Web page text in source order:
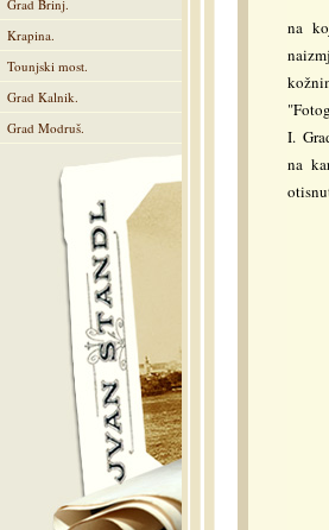
Grad Brinj.
Krapina.
Tounjski most.
Grad Kalnik.
Grad Modruš.
na
I.
na